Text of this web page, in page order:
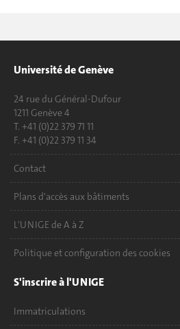
Université de Genève
24 rue du Général-Dufour
1211 Genève 4
T. +41 (0)22 379 71 11
F. +41 (0)22 379 11 34
Contact
Plans d'accès aux bâtiments
L'UNIGE de A à Z
Politique et configuration des cookies
S'inscrire à l'UNIGE
Immatriculations